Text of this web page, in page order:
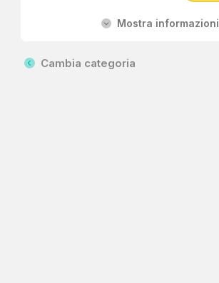
Mostra informazioni
Cambia categoria